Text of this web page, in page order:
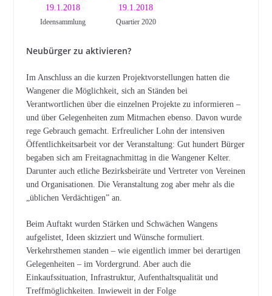
Ideensammlung Quartier 2020
Neubürger zu aktivieren?
Im Anschluss an die kurzen Projektvorstellungen hatten die
Wangener die Möglichkeit, sich an Ständen bei
Verantwortlichen über die einzelnen Projekte zu informieren –
und über Gelegenheiten zum Mitmachen ebenso. Davon wurde
rege Gebrauch gemacht. Erfreulicher Lohn der intensiven
Öffentlichkeitsarbeit vor der Veranstaltung: Gut hundert Bürger
begaben sich am Freitagnachmittag in die Wangener Kelter.
Darunter auch etliche Bezirksbeiräte und Vertreter von Vereinen
und Organisationen. Die Veranstaltung zog aber mehr als die
„üblichen Verdächtigen” an.
Beim Auftakt wurden Stärken und Schwächen Wangens
aufgelistet, Ideen skizziert und Wünsche formuliert.
Verkehrsthemen standen – wie eigentlich immer bei derartigen
Gelegenheiten – im Vordergrund. Aber auch die
Einkaufssituation, Infrastruktur, Aufenthaltsqualität und
Treffmöglichkeiten. Inwieweit in der Folge